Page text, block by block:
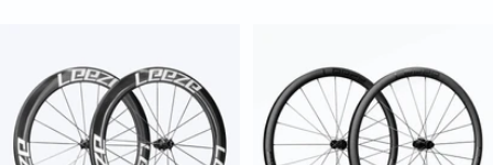
r
t
r
t